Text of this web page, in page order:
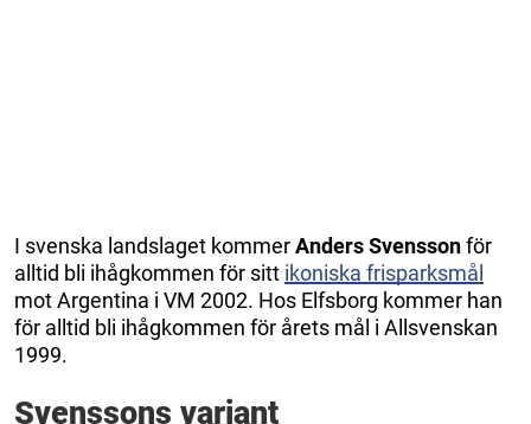
I svenska landslaget kommerAnders Svenssonför
alltid bli ihågkommen för sitt ikoniska frisparksmål
mot Argentina i VM 2002. Hos Elfsborg kommer han
för alltid bli ihågkommen för årets mål i Allsvenskan
1999.
Svenssons variant